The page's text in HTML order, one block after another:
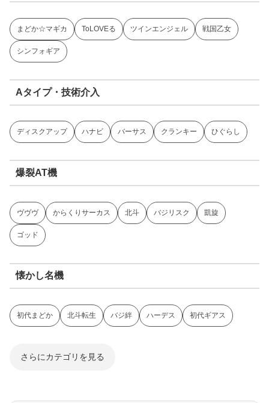
まどか☆マギカ ToLOVEる ツインエンジェル 戦国乙女
シンフォギア
Aタイプ・技術介入
ディスクアップ ハナビ バーサス クランキー ひぐらし
爆裂AT機
ヴヴヴ からくりサーカス 北斗 バジリスク 凱旋
ゴッド
懐かし名機
初代まどか 北斗転生 バジ絆 ハーデス 初代ギアス
さらにカテゴリを見る